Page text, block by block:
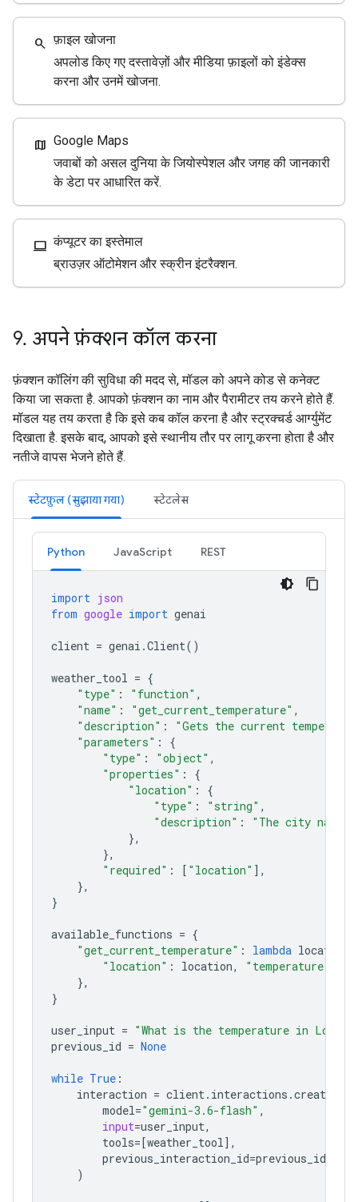
search फ़ाइल खोजना
अपलोड किए गए दस्तावेज़ों और मीडिया फ़ाइलों को इंडेक्स
करना और उनमें खोजना.
map Google Maps
जवाबों को असल दुनिया के जियोस्पेशल और जगह की जानकारी
के डेटा पर आधारित करें.
computer कंप्यूटर का इस्तेमाल
ब्राउज़र ऑटोमेशन और स्क्रीन इंटरैक्शन.
9. अपने फ़ंक्शन कॉल करना
फ़ंक्शन कॉलिंग की सुविधा की मदद से, मॉडल को अपने कोड से कनेक्ट
किया जा सकता है. आपको फ़ंक्शन का नाम और पैरामीटर तय करने होते हैं.
मॉडल यह तय करता है कि इसे कब कॉल करना है और स्ट्रक्चर्ड आर्ग्युमेंट
दिखाता है. इसके बाद, आपको इसे स्थानीय तौर पर लागू करना होता है और
नतीजे वापस भेजने होते हैं.
स्टेटफ़ुल (सुझाया गया) स्टेटलेस
Python JavaScript REST
import json
from google import genai
client = genai .Client()
weather_tool = {
"type" : "function" ,
"name" : "get_current_temperature" ,
"description" :
"Gets the current
"parameters" :
{
"type" : "object" ,
"properties" :
{
"location" :
{
"type" : "string" ,
"description" :
"The city name,
},
},
"required" : [ "location" ],
},
}
available_functions = {
"get_current_temperature" : lambda location
"location" : location, "temperature"
},
}
user_input = "What is the temperature in
previous_id = None
while True :
interaction = client. interactions .create
model="gemini-3.6-flash" ,
input=user_input,
tools=[weather_tool],
previous_interaction_id=previous_id
)